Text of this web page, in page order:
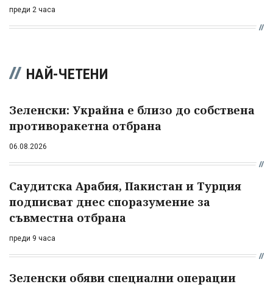
преди 2 часа
НАЙ-ЧЕТЕНИ
Зеленски: Украйна е близо до собствена
противоракетна отбрана
06.08.2026
Саудитска Арабия, Пакистан и Турция
подписват днес споразумение за
съвместна отбрана
преди 9 часа
Зеленски обяви специални операции